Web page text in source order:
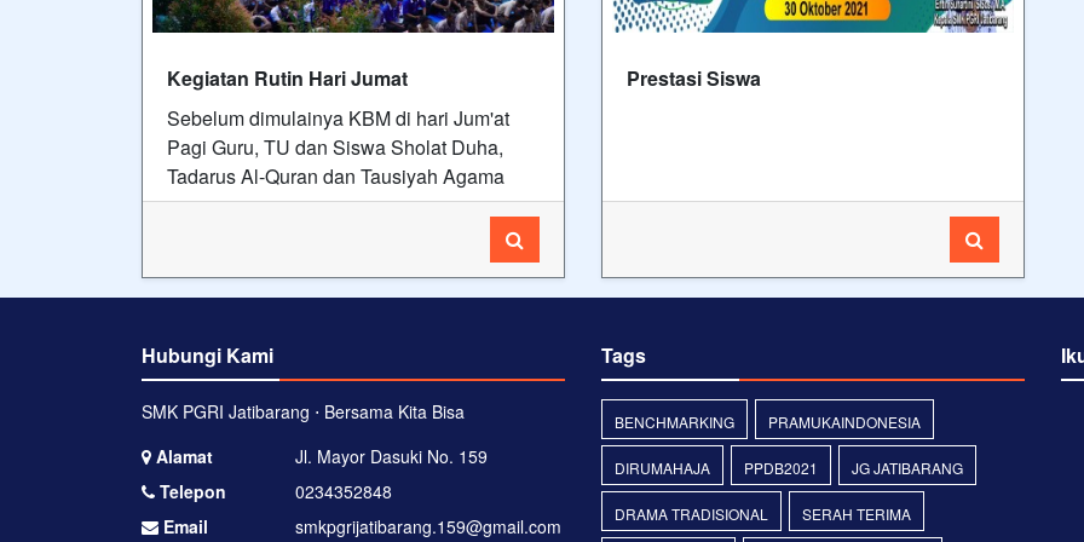
Kegiatan Rutin Hari Jumat
Sebelum dimulainya KBM di hari Jum'at
Pagi Guru, TU dan Siswa Sholat Duha,
Tadarus Al-Quran dan Tausiyah Agama
Prestasi Siswa
Hubungi Kami
SMK PGRI Jatibarang ⋅ Bersama Kita Bisa
Alamat
Jl. Mayor Dasuki No. 159
Telepon
0234352848
Email
smkpgrijatibarang.159@gmail.com
Tags
BENCHMARKING PRAMUKAINDONESIA
DIRUMAHAJA PPDB2021 JG JATIBARANG
DRAMA TRADISIONAL SERAH TERIMA